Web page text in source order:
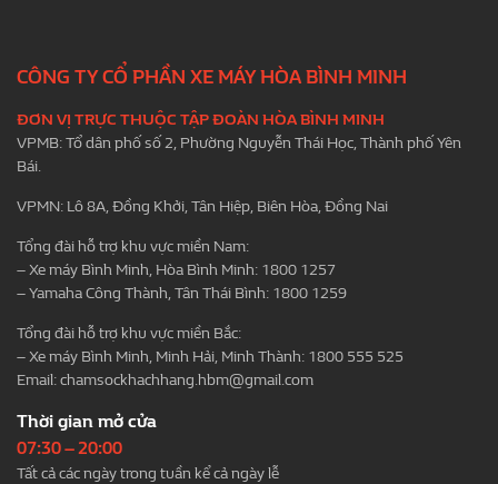
CÔNG TY CỔ PHẦN XE MÁY HÒA BÌNH MINH
ĐƠN VỊ TRỰC THUỘC TẬP ĐOÀN HÒA BÌNH MINH
VPMB: Tổ dân phố số 2, Phường Nguyễn Thái Học, Thành phố Yên
Bái.
VPMN: Lô 8A, Đồng Khởi, Tân Hiệp, Biên Hòa, Đồng Nai
Tổng đài hỗ trợ khu vực miền Nam:
– Xe máy Bình Minh, Hòa Bình Minh: 1800 1257
– Yamaha Công Thành, Tân Thái Bình: 1800 1259
Tổng đài hỗ trợ khu vực miền Bắc:
– Xe máy Bình Minh, Minh Hải, Minh Thành: 1800 555 525
Email:chamsockhachhang.hbm@gmail.com
Thời gian mở cửa
07:30 – 20:00
Tất cả các ngày trong tuần kể cả ngày lễ